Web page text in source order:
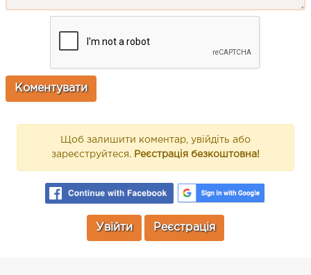
Щоб залишити коментар, увійдіть або
зареєструйтеся. Реєстрація безкоштовна!
Увійти Реєстрація